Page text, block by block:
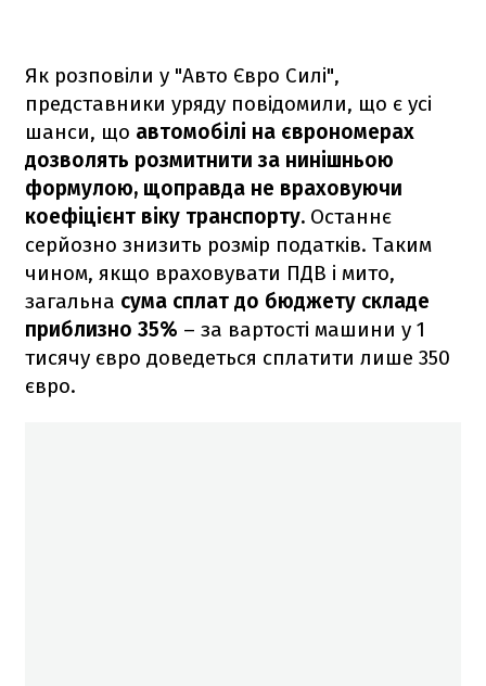
Як розповіли у "Авто Євро Силі",
представники уряду повідомили, що є усі
шанси, що автомобілі на єврономерах
дозволять розмитнити за нинішньою
формулою, щоправда не враховуючи
коефіцієнт віку транспорту. Останнє
серйозно знизить розмір податків. Таким
чином, якщо враховувати ПДВ і мито,
загальна сума сплат до бюджету складе
приблизно 35% – за вартості машини у 1
тисячу євро доведеться сплатити лише 350
євро.